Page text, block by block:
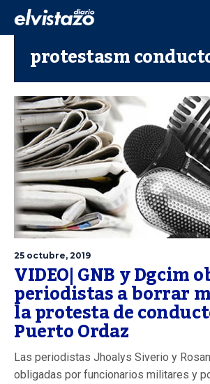
protestasm
25 octubre, 2019
VIDEO| GNB y Dgcim
periodistas a borrar
la protesta de
Puerto Ordaz
Las periodistas Jhoalys Siverio y
obligadas por funcionarios militares y